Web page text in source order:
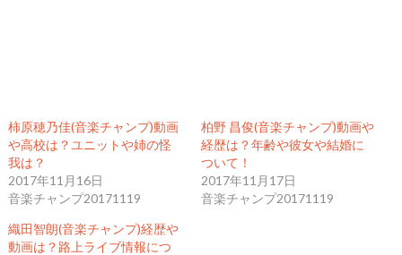
柿原穂乃佳(音楽チャンプ)動画
や高校は？ユニットや姉の怪
我は？
2017年11月16日
音楽チャンプ20171119
柏野 昌俊(音楽チャンプ)動画や
経歴は？年齢や彼女や結婚に
ついて！
2017年11月17日
音楽チャンプ20171119
織田智朗(音楽チャンプ)経歴や
動画は？路上ライブ情報につ